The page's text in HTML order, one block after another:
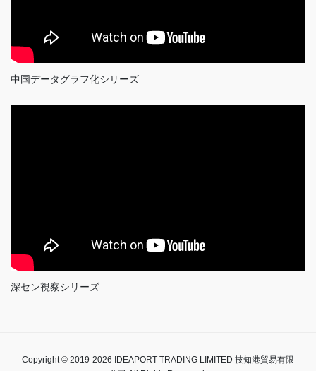
中国データグラフ化シリーズ
深セン視察シリーズ
Copyright © 2019-2026 IDEAPORT TRADING LIMITED 技知港貿易有限